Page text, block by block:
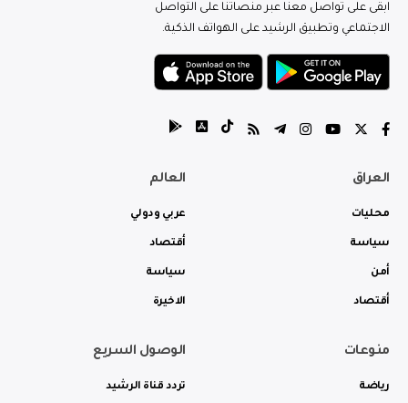
ابقى على تواصل معنا عبر منصاتنا على التواصل
الاجتماعي وتطبيق الرشيد على الهواتف الذكية.
العراق
محليات
سياسة
أمن
أقتصاد
العالم
عربي ودولي
أقتصاد
سياسة
الاخيرة
منوعات
رياضة
الوصول السريع
تردد قناة الرشيد